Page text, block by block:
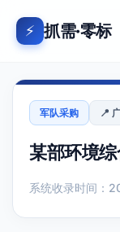
⚡ 抓需·零标
军队采购 📍
某部环境
系统收录时间：